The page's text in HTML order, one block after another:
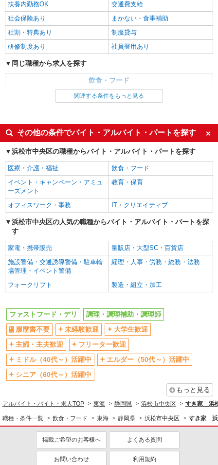
扶養内勤務OK
交通費支給
社会保険あり
まかない・食事補助
社割・特典あり
制服貸与
研修制度あり
社員登用あり
同じ職種から求人を探す
飲食・フード
ファストフード・デリ
調理・調理補助・調理師
未経験歓迎
大学生歓迎
ミドル（40代～）活躍中
週2～3日勤務OK
短時間勤務（1日4h以内）OK
車通勤OK
扶養内勤務OK
交通費支給
社会保険あり
まかない・食事補助
社員登用あり
関連する条件をもっと見る
その他の条件でバイト・アルバイト・パートを探す
浜松市中央区の職種からバイト・アルバイト・パートを探す
医療・介護・福祉
飲食・フード
イベント・キャンペーン・アミュ
ーズメント
教育・保育
オフィスワーク・事務 IT・クリエイティブ
浜松市中央区の人気の職種からバイト・アルバイト・パートを探
す
家電・携帯販売
量販店・大型SC・百貨店
施設警備・交通誘導警備・駐車輪
場管理・イベント警備
経理・人事・労務・総務・法務
フォークリフト 製造・組立・加工
ファストフード・デリ
調理・調理補助・調理師
履歴書不要
未経験歓迎
大学生歓迎
主婦・主夫歓迎
フリーター歓迎
ミドル（40代～）活躍中
エルダー（50代～）活躍中
シニア（60代～）活躍中
もっと見る
アルバイト・バイト・求人TOP 東海 静岡県 浜松市中央区 すき家 浜
職種・条件一覧 飲食・フード 東海 静岡県 浜松市中央区 すき家 浜
掲載ご希望のお客様へ よくある質問
お問い合わせ 利用規約